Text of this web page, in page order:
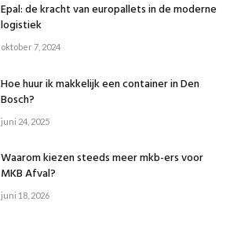
Epal: de kracht van europallets in de moderne
logistiek
oktober 7, 2024
Hoe huur ik makkelijk een container in Den
Bosch?
juni 24, 2025
Waarom kiezen steeds meer mkb-ers voor
MKB Afval?
juni 18, 2026